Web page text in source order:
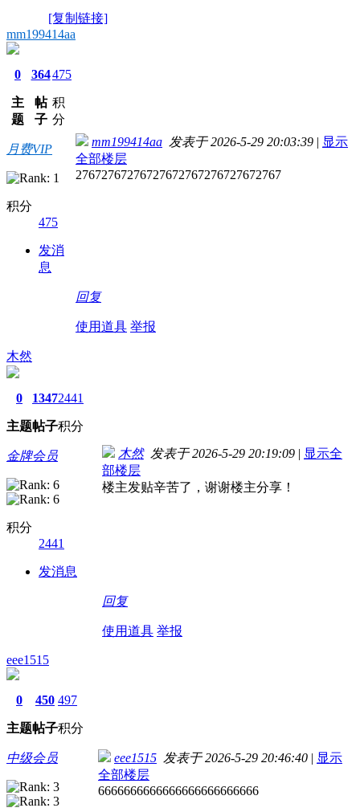
[复制链接]
mm199414aa
0
主
题
364
帖
子
475
积
分
月费VIP
积分
475
发消
息
mm199414aa 发表于 2026-5-29 20:03:39 | 显示
全部楼层
27672767276727672767276727672767
回复
使用道具 举报
木然
0
主题
1347
帖子
2441
积分
金牌会员
积分
2441
发消息
木然发表于 2026-5-29 20:19:09 | 显示全
部楼层
楼主发贴辛苦了，谢谢楼主分享！
回复
使用道具 举报
eee1515
0
主题
450
帖子
497
积分
中级会员 eee1515 发表于 2026-5-29 20:46:40 | 显示
全部楼层
6666666666666666666666666